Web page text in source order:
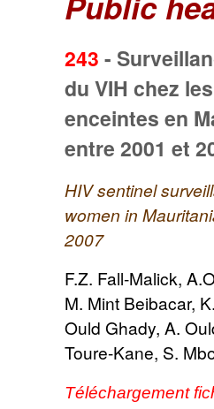
243 -
du VIH chez
enceintes en
entre 2001 et
HIV sentinel
women in
2007
F.Z. Fall-Malick,
M. Mint Beibacar,
Ould Ghady, A.
Toure-Kane, S.
Téléchargement